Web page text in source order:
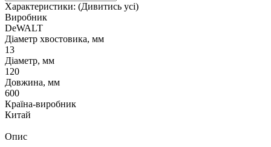
Характеристики: (Дивитись усі)
Виробник
DeWALT
Діаметр хвостовика, мм
13
Діаметр, мм
120
Довжина, мм
600
Країна-виробник
Китай
Опис